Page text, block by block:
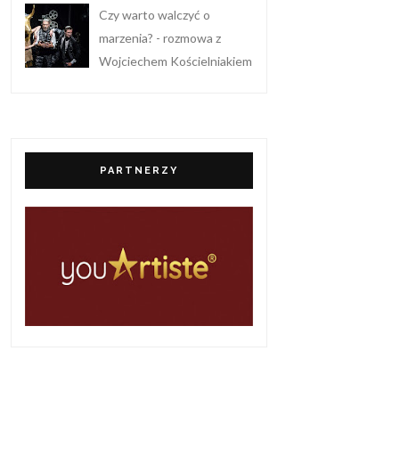
Czy warto walczyć o
marzenia? - rozmowa z
Wojciechem Kościelniakiem
PARTNERZY